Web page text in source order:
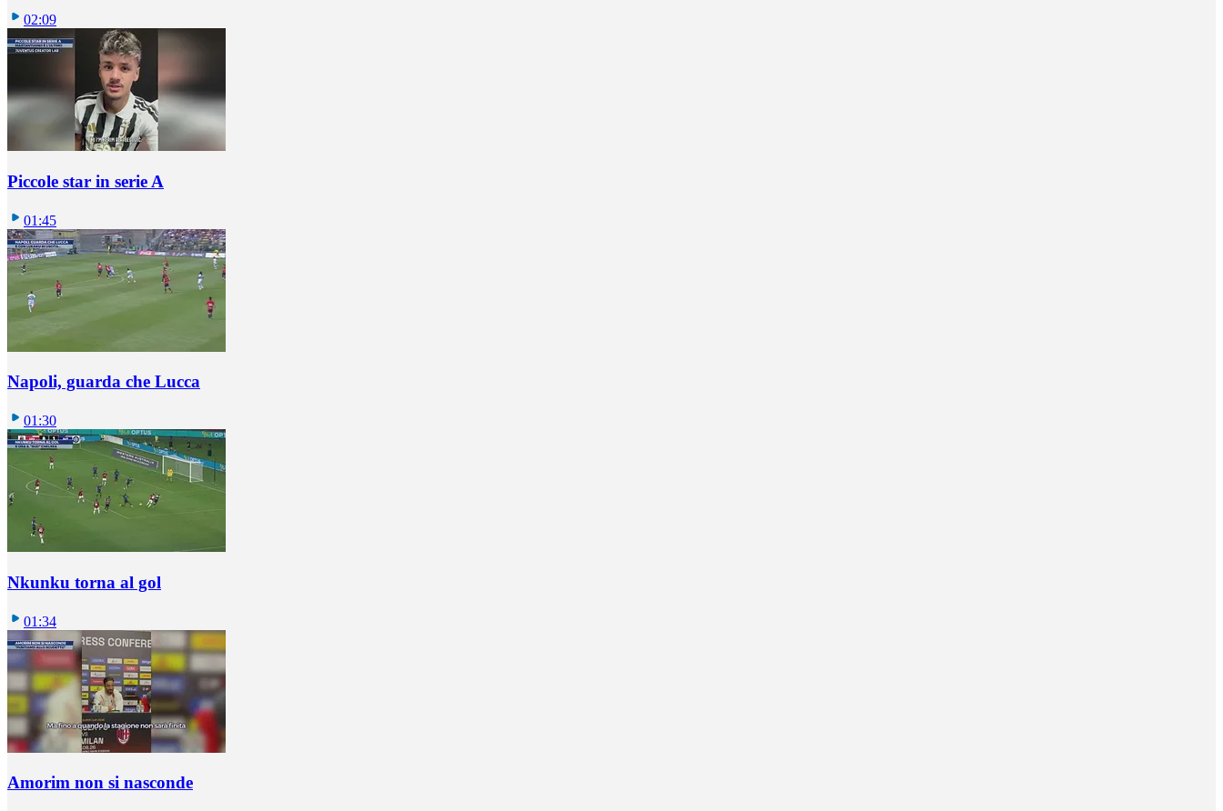
02:09
Piccole star in serie A
01:45
Napoli, guarda che Lucca
01:30
Nkunku torna al gol
01:34
Amorim non si nasconde